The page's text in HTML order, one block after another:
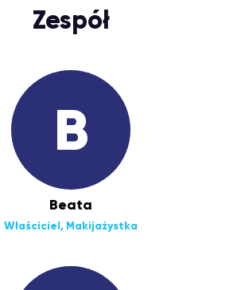
Zespół
B
Beata
Właściciel, Makijażystka